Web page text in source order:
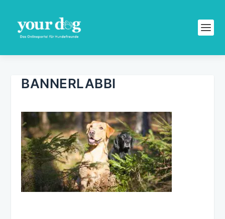
BANNERLABBI